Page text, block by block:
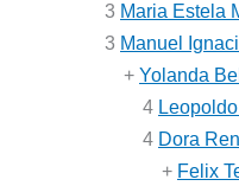
3 Maria Estela
3 Manuel
+ Yolanda
4
4 Dora
+ Felix